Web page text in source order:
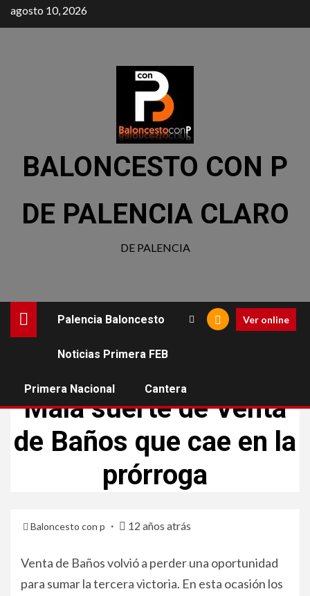
agosto 10, 2026
BALONCESTO CON P
DE PALENCIA CLARO
DE PALENCIA
Palencia Baloncesto
Noticias Primera FEB
Primera Nacional Cantera
Ver online
Mala suerte de Venta
de Baños que cae en la
prórroga
Baloncesto con p 12 años atrás
Venta de Baños volvió a perder una oportunidad
para sumar la tercera victoria. En esta ocasión los